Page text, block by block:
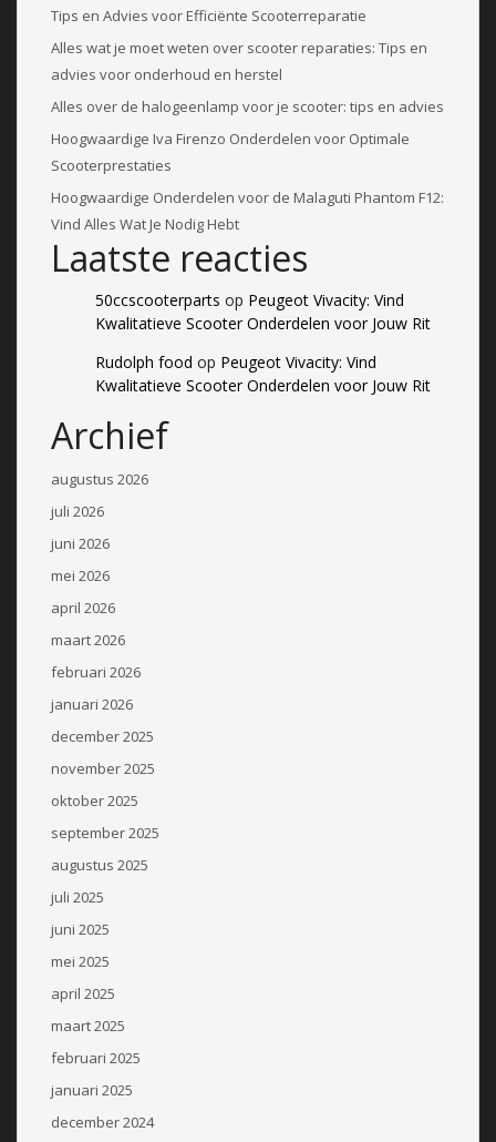
Tips en Advies voor Efficiënte Scooterreparatie
Alles wat je moet weten over scooter reparaties: Tips en
advies voor onderhoud en herstel
Alles over de halogeenlamp voor je scooter: tips en advies
Hoogwaardige Iva Firenzo Onderdelen voor Optimale
Scooterprestaties
Hoogwaardige Onderdelen voor de Malaguti Phantom F12:
Vind Alles Wat Je Nodig Hebt
Laatste reacties
50ccscooterparts op Peugeot Vivacity: Vind
Kwalitatieve Scooter Onderdelen voor Jouw Rit
Rudolph food op Peugeot Vivacity: Vind
Kwalitatieve Scooter Onderdelen voor Jouw Rit
Archief
augustus 2026
juli 2026
juni 2026
mei 2026
april 2026
maart 2026
februari 2026
januari 2026
december 2025
november 2025
oktober 2025
september 2025
augustus 2025
juli 2025
juni 2025
mei 2025
april 2025
maart 2025
februari 2025
januari 2025
december 2024